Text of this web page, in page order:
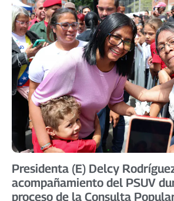
Presidenta (E) Delcy
acompañamiento del PSUV
proceso de la Consulta